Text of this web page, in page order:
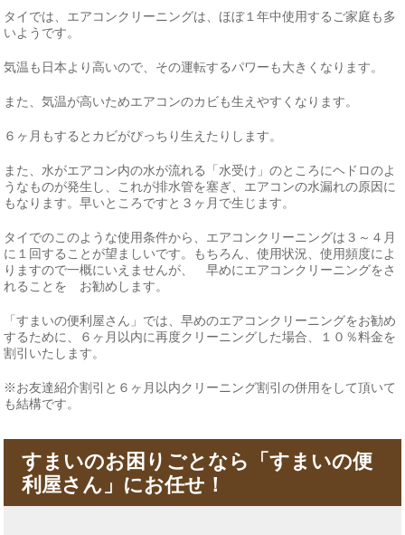
タイでは、エアコンクリーニングは、ほぼ１年中使用するご家庭も多
いようです。
気温も日本より高いので、その運転するパワーも大きくなります。
また、気温が高いためエアコンのカビも生えやすくなります。
６ヶ月もするとカビがぴっちり生えたりします。
また、水がエアコン内の水が流れる「水受け」のところにヘドロのよ
うなものが発生し、これが排水管を塞ぎ、エアコンの水漏れの原因に
もなります。早いところですと３ヶ月で生じます。
タイでのこのような使用条件から、エアコンクリーニングは３～４月
に１回することが望ましいです。もちろん、使用状況、使用頻度によ
りますので一概にいえませんが、 早めにエアコンクリーニングをさ
れることを お勧めします。
「すまいの便利屋さん」では、早めのエアコンクリーニングをお勧め
するために、６ヶ月以内に再度クリーニングした場合、１０％料金を
割引いたします。
※お友達紹介割引と６ヶ月以内クリーニング割引の併用をして頂いて
も結構です。
すまいのお困りごとなら「すまいの便
利屋さん」にお任せ！